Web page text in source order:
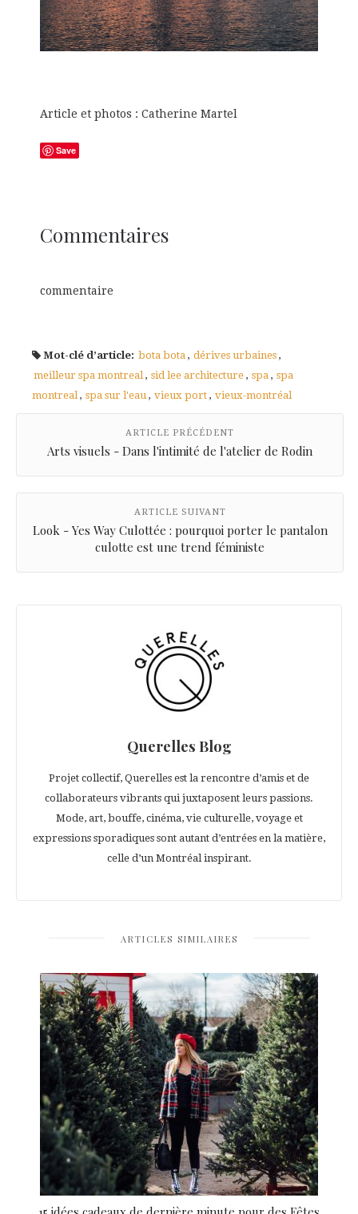
Article et photos : Catherine Martel
Save
Commentaires
commentaire
Mot-clé d’article: bota bota , dérives urbaines ,
meilleur spa montreal , sid lee architecture , spa , spa
montreal , spa sur l'eau , vieux port , vieux-montréal
ARTICLE PRÉCÉDENT
Arts visuels - Dans l'intimité de l'atelier de Rodin
ARTICLE SUIVANT
Look - Yes Way Culottée : pourquoi porter le pantalon
culotte est une trend féministe
Querelles Blog
Projet collectif, Querelles est la rencontre d’amis et de
collaborateurs vibrants qui juxtaposent leurs passions.
Mode, art, bouffe, cinéma, vie culturelle, voyage et
expressions sporadiques sont autant d’entrées en la matière,
celle d’un Montréal inspirant.
ARTICLES SIMILAIRES